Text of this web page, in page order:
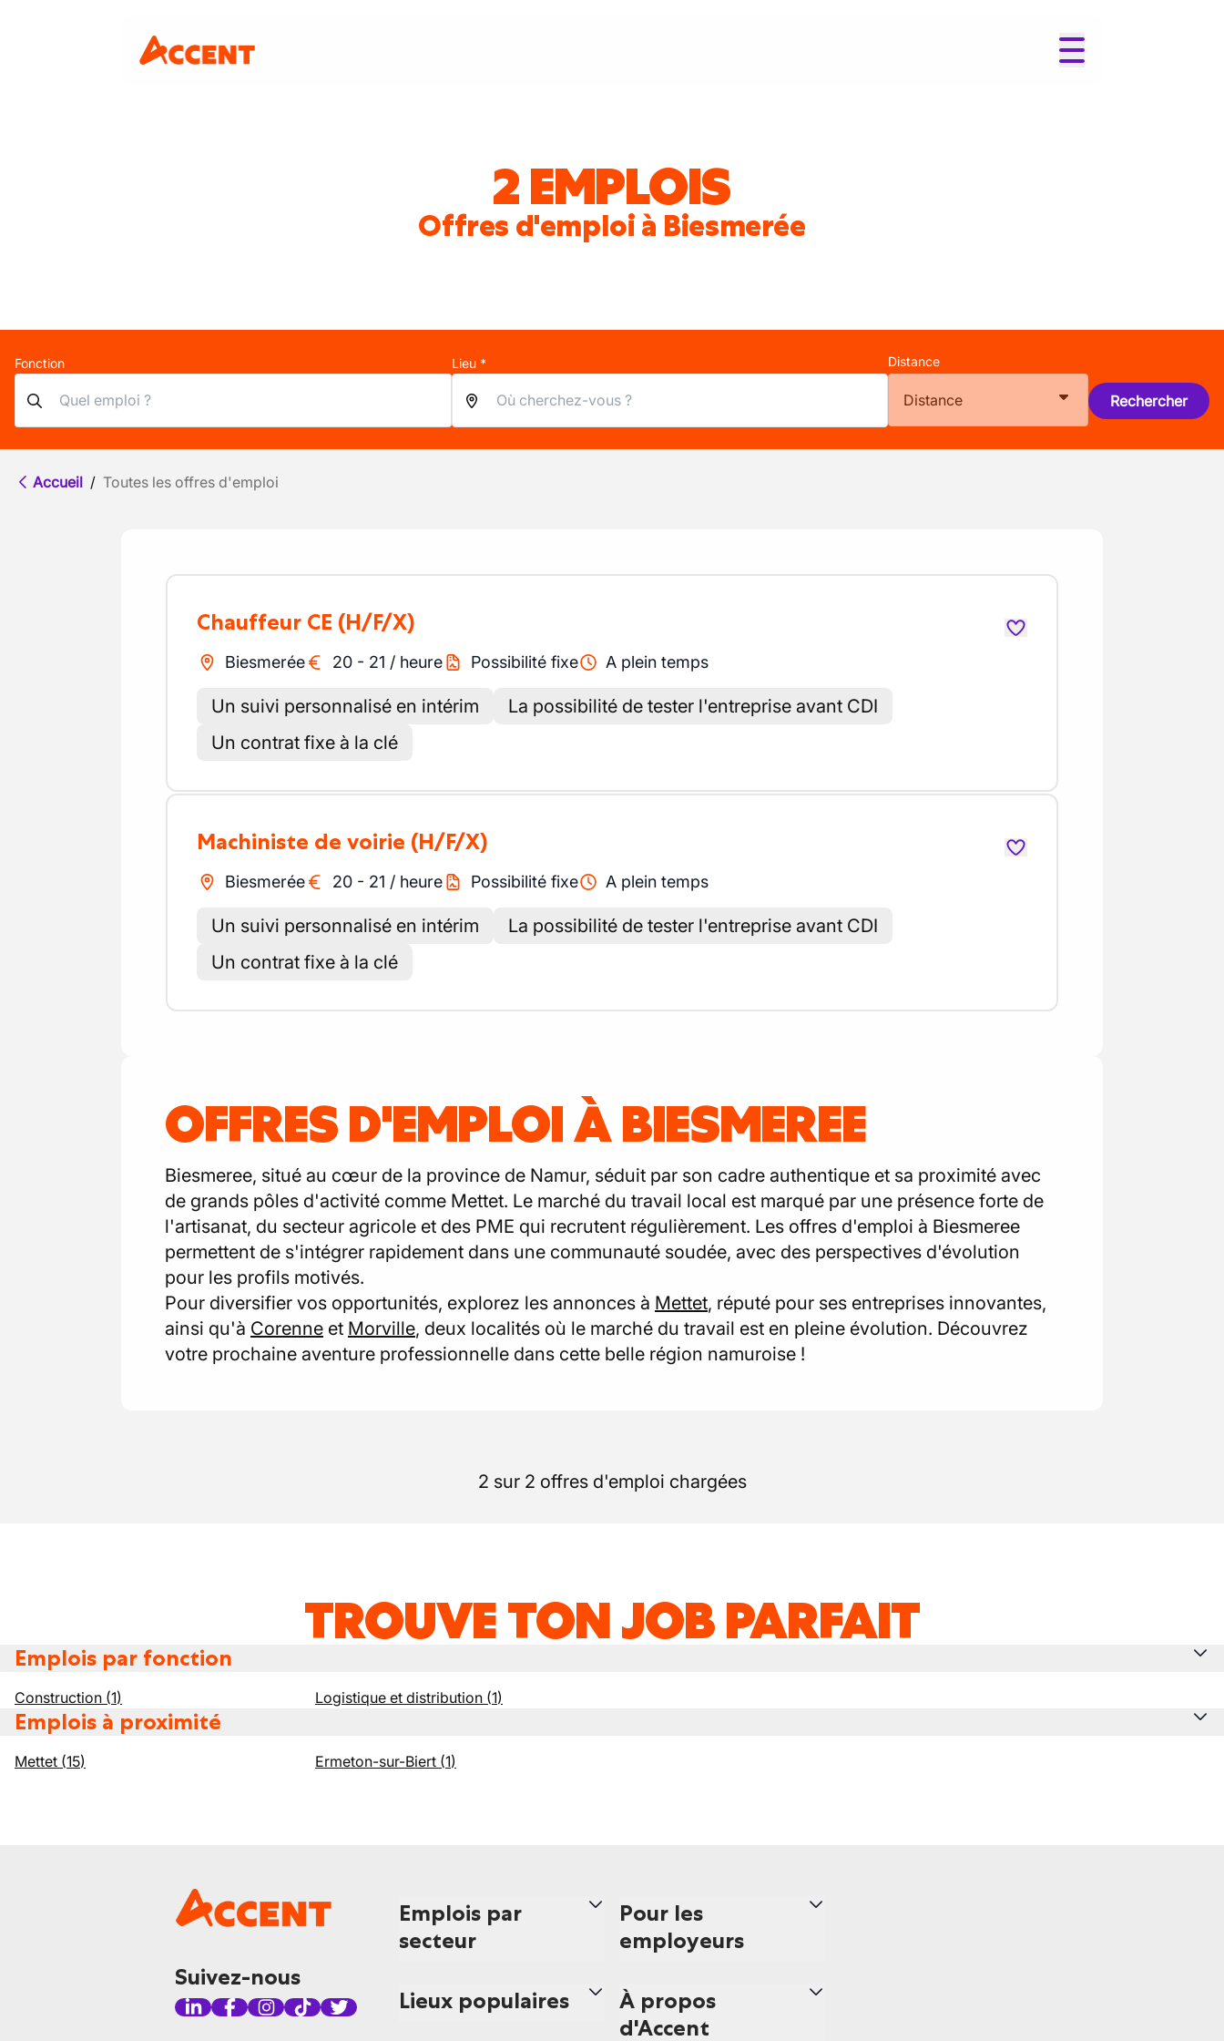
2 EMPLOIS
Offres d'emploi à Biesmerée
Fonction Lieu * Distance
Distance Rechercher
Accueil / Toutes les offres d'emploi
Chauffeur CE (H/F/X)
Biesmerée 20 - 21 / heure Possibilité fixe A plein temps
Un suivi personnalisé en intérim
La possibilité de tester l'entreprise avant CDI
Un contrat fixe à la clé
Machiniste de voirie (H/F/X)
Biesmerée 20 - 21 / heure Possibilité fixe A plein temps
Un suivi personnalisé en intérim
La possibilité de tester l'entreprise avant CDI
Un contrat fixe à la clé
OFFRES D'EMPLOI À BIESMEREE
Biesmeree, situé au cœur de la province de Namur, séduit par son cadre authentique et sa proximité avec
de grands pôles d'activité comme Mettet. Le marché du travail local est marqué par une présence forte de
l'artisanat, du secteur agricole et des PME qui recrutent régulièrement. Les offres d'emploi à Biesmeree
permettent de s'intégrer rapidement dans une communauté soudée, avec des perspectives d'évolution
pour les profils motivés.
Pour diversifier vos opportunités, explorez les annonces à Mettet, réputé pour ses entreprises innovantes,
ainsi qu'à Corenne et Morville, deux localités où le marché du travail est en pleine évolution. Découvrez
votre prochaine aventure professionnelle dans cette belle région namuroise !
2 sur 2 offres d'emploi chargées
TROUVE TON JOB PARFAIT
Emplois par fonction
Construction (1) Logistique et distribution (1)
Emplois à proximité
Mettet (15) Ermeton-sur-Biert (1)
Suivez-nous
Emplois par
secteur
Lieux populaires
Pour les
employeurs
À propos
d'Accent